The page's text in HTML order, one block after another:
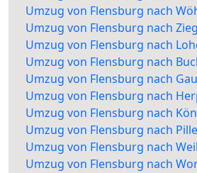
Umzug von Flensburg nach
Umzug von Flensburg nach
Umzug von Flensburg nach
Umzug von Flensburg nach
Umzug von Flensburg nach
Umzug von Flensburg nach
Umzug von Flensburg nach
Umzug von Flensburg nach
Umzug von Flensburg nach
Umzug von Flensburg nach